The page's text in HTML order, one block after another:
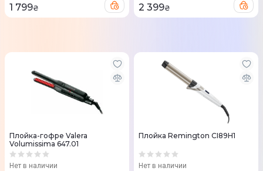
1 799₴ 2 399₴
Плойка-гофре Valera
Volumissima 647.01
Нет в наличии
Плойка Remington CI89H1
Нет в наличии